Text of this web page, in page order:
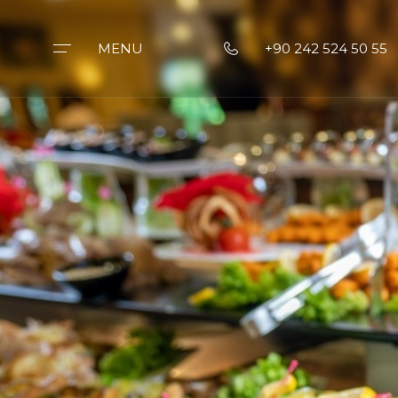
Startseite
Armas Bella Sun
Unsere
Zimmer
Essen und
MENU +90 242 524 50 55